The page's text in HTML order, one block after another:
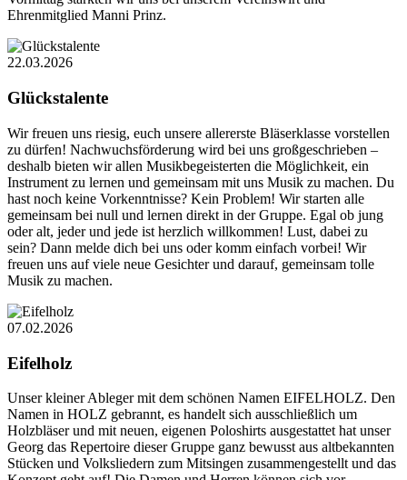
Ehrenmitglied Manni Prinz.
22.03.2026
Glückstalente
Wir freuen uns riesig, euch unsere allererste Bläserklasse vorstellen
zu dürfen! Nachwuchsförderung wird bei uns großgeschrieben –
deshalb bieten wir allen Musikbegeisterten die Möglichkeit, ein
Instrument zu lernen und gemeinsam mit uns Musik zu machen. Du
hast noch keine Vorkenntnisse? Kein Problem! Wir starten alle
gemeinsam bei null und lernen direkt in der Gruppe. Egal ob jung
oder alt, jeder und jede ist herzlich willkommen! Lust, dabei zu
sein? Dann melde dich bei uns oder komm einfach vorbei! Wir
freuen uns auf viele neue Gesichter und darauf, gemeinsam tolle
Musik zu machen.
07.02.2026
Eifelholz
Unser kleiner Ableger mit dem schönen Namen EIFELHOLZ. Den
Namen in HOLZ gebrannt, es handelt sich ausschließlich um
Holzbläser und mit neuen, eigenen Poloshirts ausgestattet hat unser
Georg das Repertoire dieser Gruppe ganz bewusst aus altbekannten
Stücken und Volksliedern zum Mitsingen zusammengestellt und das